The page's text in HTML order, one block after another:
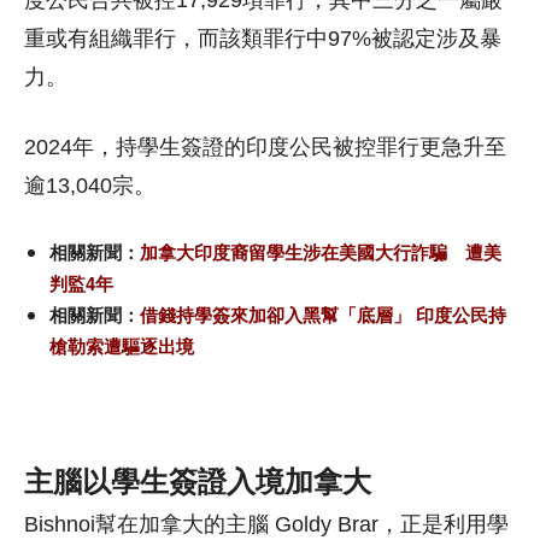
重或有組織罪行，而該類罪行中97%被認定涉及暴
力。
2024年，持學生簽證的印度公民被控罪行更急升至
逾13,040宗。
相關新聞： 加拿大印度裔留學生涉在美國大行詐騙 遭美
判監4年
相關新聞： 借錢持學簽來加卻入黑幫「底層」 印度公民持
槍勒索遭驅逐出境
主腦以學生簽證入境加拿大
Bishnoi幫在加拿大的主腦 Goldy Brar，正是利用學